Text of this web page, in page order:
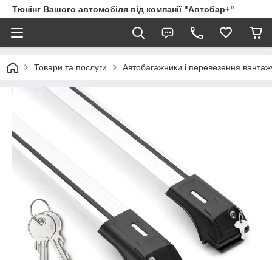
Тюнінг Вашого автомобіля від компанії "Автобар+"
Товари та послуги Автобагажники і перевезення